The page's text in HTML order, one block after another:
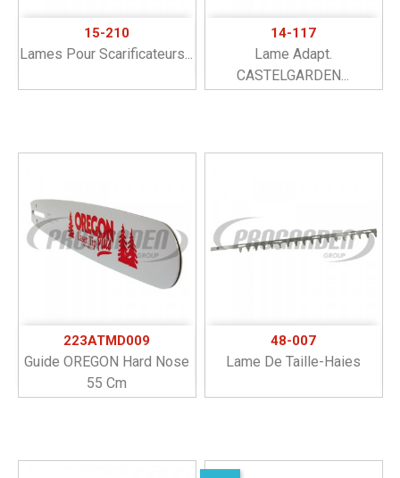
15-210
Lames Pour Scarificateurs...
14-117
Lame Adapt.
CASTELGARDEN...
223ATMD009
Guide OREGON Hard Nose
55 Cm
48-007
Lame De Taille-Haies